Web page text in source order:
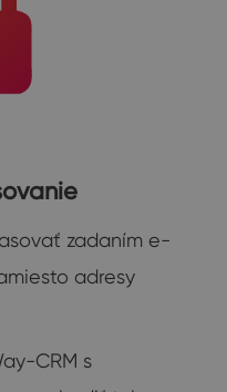
zadaním e-
adresy
CRM s